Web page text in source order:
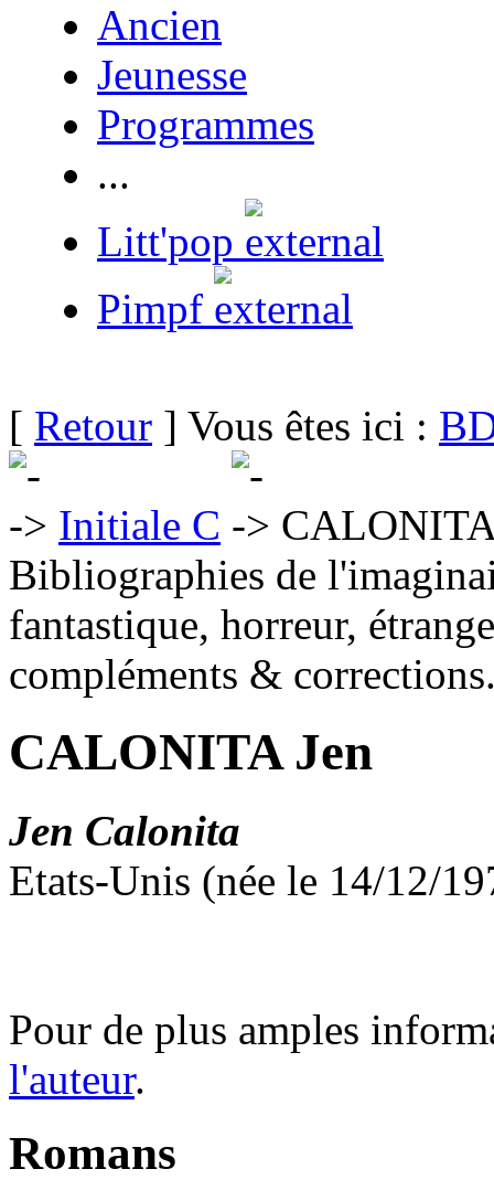
Ancien
Jeunesse
Programmes
...
Litt'pop
Pimpf
[ Retour ] Vous êtes ici :
Initiale C
Bibliographies de
fantastique, horreur,
compléments &
CALONITA Jen
Jen Calonita
Etats-Unis (née le 14/12/
Pour de plus amples
l'auteur.
Romans